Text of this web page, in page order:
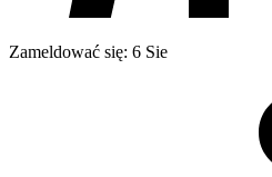
Zameldować się: 6 Sie